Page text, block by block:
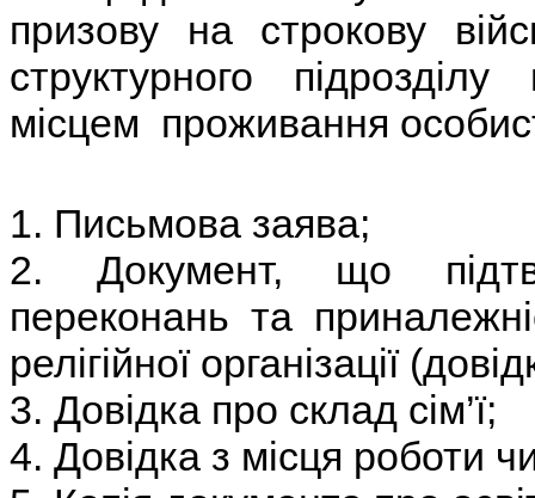
призову на строкову
структурного
місцем проживання
1. Письмова заява;
2. Документ, що
переконань та
релігійної організації
3. Довідка про склад сім’ї;
4. Довідка з місця роботи